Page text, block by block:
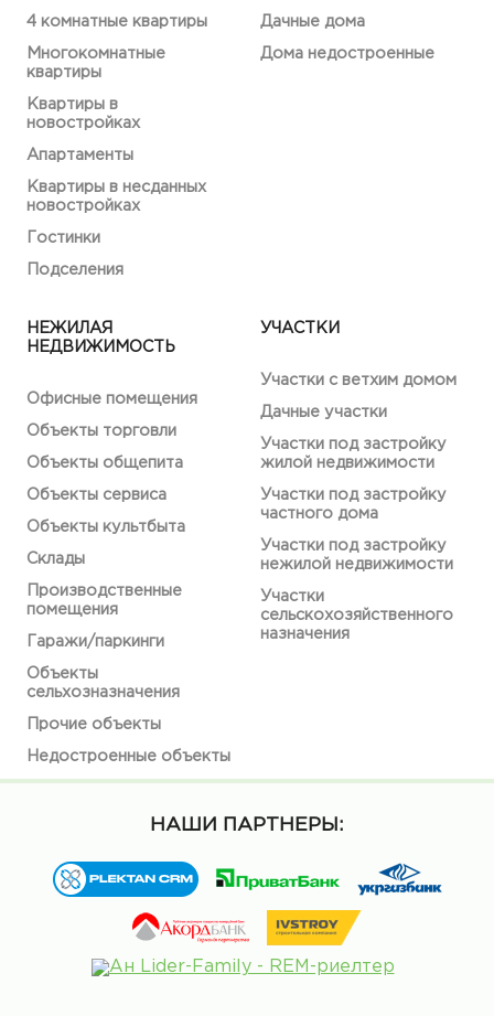
4 комнатные квартиры
Многокомнатные
квартиры
Квартиры в
новостройках
Апартаменты
Квартиры в несданных
новостройках
Гостинки
Подселения
Дачные дома
Дома недостроенные
НЕЖИЛАЯ
НЕДВИЖИМОСТЬ
Офисные помещения
Объекты торговли
Объекты общепита
Объекты сервиса
Объекты культбыта
Склады
Производственные
помещения
Гаражи/паркинги
Объекты
сельхозназначения
Прочие объекты
Недостроенные объекты
УЧАСТКИ
Участки с ветхим домом
Дачные участки
Участки под застройку
жилой недвижимости
Участки под застройку
частного дома
Участки под застройку
нежилой недвижимости
Участки
сельскохозяйственного
назначения
НАШИ ПАРТНЕРЫ: